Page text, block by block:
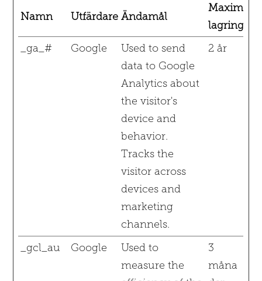
Namn Utfärdare Ändamål
Maximal
lagringstid
_ga_#
Google
Used to send
data to Google
Analytics about
the visitor's
device and
behavior.
Tracks the
visitor across
devices and
marketing
channels.
2 år
_gcl_au Google
Used to
measure the
3
måna